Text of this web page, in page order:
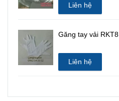
Liên hệ
Găng tay vải RKT8
Liên hệ